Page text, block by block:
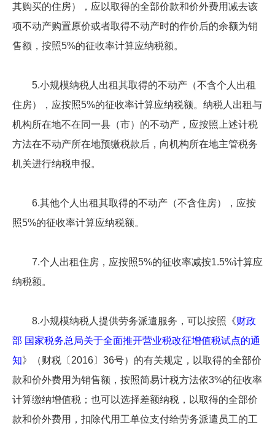
其购买的住房），应以取得的全部价款和价外费用减去该
项不动产购置原价或者取得不动产时的作价后的余额为销
售额，按照5%的征收率计算应纳税额。
5.小规模纳税人出租其取得的不动产（不含个人出租
住房），应按照5%的征收率计算应纳税额。纳税人出租与
机构所在地不在同一县（市）的不动产，应按照上述计税
方法在不动产所在地预缴税款后，向机构所在地主管税务
机关进行纳税申报。
6.其他个人出租其取得的不动产（不含住房），应按
照5%的征收率计算应纳税额。
7.个人出租住房，应按照5%的征收率减按1.5%计算应
纳税额。
8.小规模纳税人提供劳务派遣服务，可以按照《财政
部 国家税务总局关于全面推开营业税改征增值税试点的通
知》（财税〔2016〕36号）的有关规定，以取得的全部价
款和价外费用为销售额，按照简易计税方法依3%的征收率
计算缴纳增值税；也可以选择差额纳税，以取得的全部价
款和价外费用，扣除代用工单位支付给劳务派遣员工的工